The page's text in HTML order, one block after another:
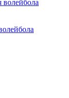
волейбола